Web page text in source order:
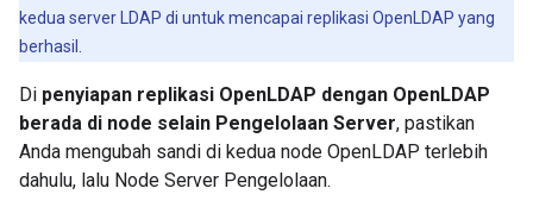
kedua server LDAP di untuk mencapai replikasi OpenLDAP yang
berhasil.
Di penyiapan replikasi OpenLDAP dengan OpenLDAP
berada di node selain Pengelolaan Server, pastikan
Anda mengubah sandi di kedua node OpenLDAP terlebih
dahulu, lalu Node Server Pengelolaan.